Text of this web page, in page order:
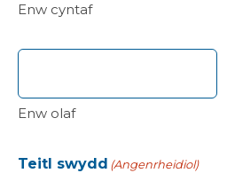
Enw cyntaf
Enw olaf
Teitl swydd (Angenrheidiol)